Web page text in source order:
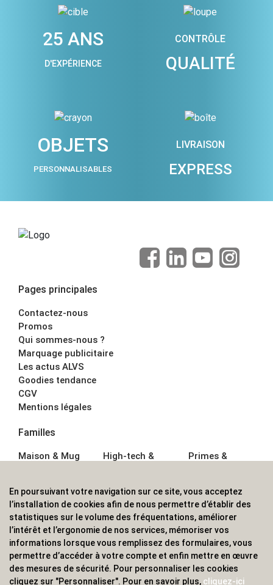
25 ANS
D'EXPÉRIENCE
CONTRÔLE
QUALITÉ
OBJETS
PERSONNALISABLES
LIVRAISON
EXPRESS
Pages principales
Contactez-nous
Promos
Qui sommes-nous ?
Marquage publicitaire
Les actus ALVS
Goodies tendance
CGV
Mentions légales
Familles
Maison & Mug
Écriture
Bagagerie sacs
High-tech &
Sport &
Outdoor
Enfant
Primes &
Boisson
Textile &
Casquette
Accessoires de
ALVS, fournisseur d'objets publicitaires, pour les
En poursuivant votre navigation sur ce site, vous acceptez
l’installation de cookies afin de nous permettre d’établir des
statistiques sur le volume des fréquentations, améliorer
l’intérêt et l’ergonomie de nos services, mémoriser vos
informations lorsque vous remplissez des formulaires, vous
permettre d’accéder à votre compte et enfin mettre en œuvre
des mesures de sécurité. Pour personnaliser les cookies
cliquez sur "Personnaliser". Pour en savoir plus, cliquez-ici